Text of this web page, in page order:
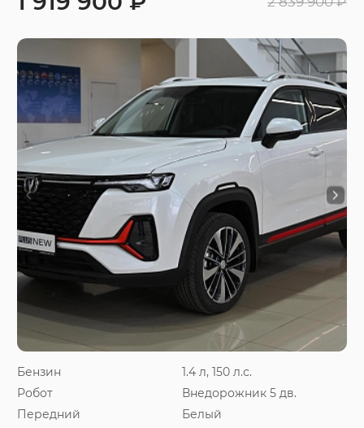
Бензин
1.4 л, 150 л.с.
Робот
Внедорожник 5 дв.
Передний
Белый